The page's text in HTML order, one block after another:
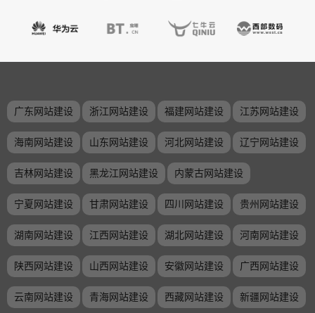
广东网站建设 浙江网站建设 福建网站建设 江苏网站建设
海南网站建设 山东网站建设 河北网站建设 辽宁网站建设
吉林网站建设 黑龙江网站建设 内蒙古网站建设
宁夏网站建设 甘肃网站建设 四川网站建设 贵州网站建设
湖南网站建设 江西网站建设 湖北网站建设 河南网站建设
陕西网站建设 山西网站建设 安徽网站建设 广西网站建设
云南网站建设 青海网站建设 西藏网站建设 新疆网站建设